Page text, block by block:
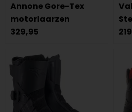
Annone Gore-Tex
motorlaarzen
329,95